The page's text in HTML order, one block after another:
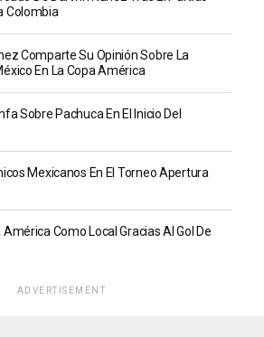
Colombia
Comparte Su Opinión Sobre La
En La Copa América
Sobre Pachuca En El Inicio Del
Mexicanos En El Torneo Apertura
Como Local Gracias Al Gol De
ADVERTISEMENT